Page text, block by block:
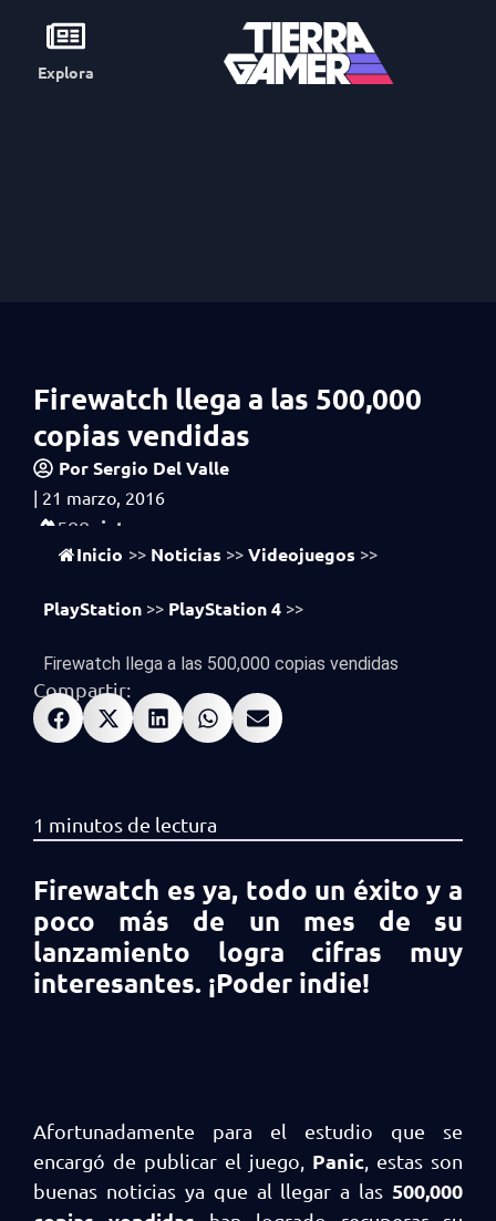
Explora
Firewatch llega a las 500,000
copias vendidas
PorSergio Del Valle
| 21 marzo, 2016
588 vistas
Inicio >> Noticias >> Videojuegos >>
PlayStation >> PlayStation 4 >>
Firewatch llega a las 500,000 copias vendidas
Compartir:
Firewatch es ya, todo un éxito y a
poco más de un mes de su
lanzamiento logra cifras muy
interesantes. ¡Poder indie!
Afortunadamente para el estudio que se
encargó de publicar el juego, Panic , estas son
buenas noticias ya que al llegar a las 500,000